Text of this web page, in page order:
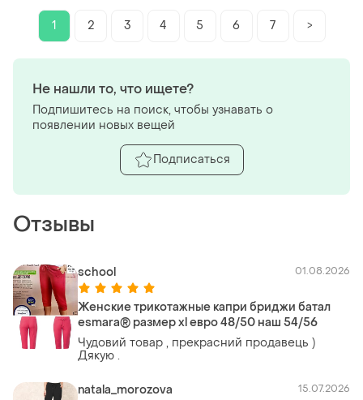
1 2 3 4 5 6 7 >
Отзывы
school 01.08.2026
Женские трикотажные капри бриджи батал
esmara® размер xl евро 48/50 наш 54/56
Чудовий товар , прекрасний продавець )
Дякую .
natala_morozova 15.07.2026
Не нашли то, что ищете?
Подпишитесь на поиск, чтобы узнавать о
появлении новых вещей
Подписаться